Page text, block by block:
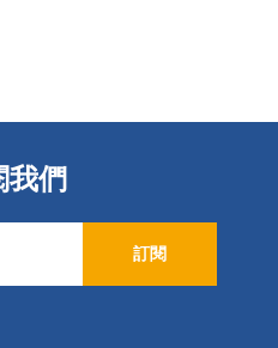
我們
訂閱